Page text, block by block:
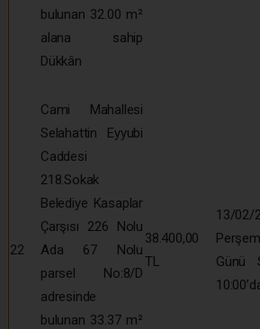
bulunan 32.00 m²
alana sahip
Dükkân
22
Cami Mahallesi
Selahattin Eyyubi
Caddesi
218.Sokak
Belediye Kasaplar
Çarşısı 226 Nolu
Ada 67 Nolu
parsel No:8/D
adresinde
bulunan 33.37 m²
38.400,00
TL
13/02/
Günü